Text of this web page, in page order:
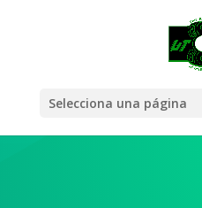
Selecciona una página